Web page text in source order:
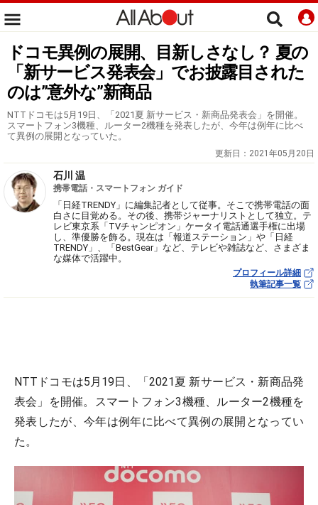
ドコモ異例の展開、目新しさなし？ 夏の
「新サービス発表会」でお披露目された
のは”意外な”新商品
NTTドコモは5月19日、「2021夏 新サービス・新商品発表会」を開催。
スマートフォン3機種、ルーター2機種を発表したが、今年は例年に比べ
て異例の展開となっていた。
更新日： 2021年05月20日
石川 温
携帯電話・スマートフォン ガイド
「日経TRENDY」に編集記者として従事。そこで携帯電話の面
白さに目覚める。その後、携帯ジャーナリストとして独立。テ
レビ東京系「TVチャンピオン」ケータイ電話通選手権に出場
し、準優勝を飾る。現在は「報道ステーション」や「日経
TRENDY」、「BestGear」など、テレビや雑誌など、さまざま
な媒体で活躍中。
プロフィール詳細
執筆記事一覧
NTTドコモは5月19日、「2021夏 新サービス・新商品発
表会」を開催。スマートフォン3機種、ルーター2機種を
発表したが、今年は例年に比べて異例の展開となってい
た。